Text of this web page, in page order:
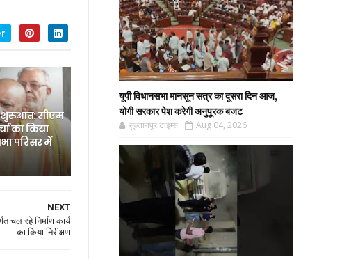
शुरुआत: सीएम
का किया
परिसर में
NEXT
चल रहे निर्माण कार्य
का किया निरीक्षण
यूपी विधानसभा मानसून सत्र का दूसरा दिन आज,
योगी सरकार पेश करेगी अनुपूरक बजट
सुल्तानपुर टाइम्स Aug 04, 2026